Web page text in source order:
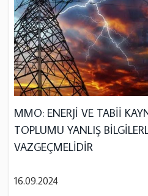
MMO: ENERJİ VE TABİİ
TOPLUMU YANLIŞ
VAZGEÇMELİDİR
16.09.2024